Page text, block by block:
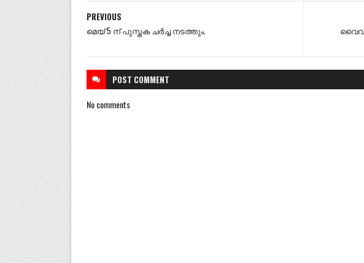
PREVIOUS
മെയ് 5 ന് പുസ്തക ചർച്ച നടത്തും.
POST COMMENT
No comments